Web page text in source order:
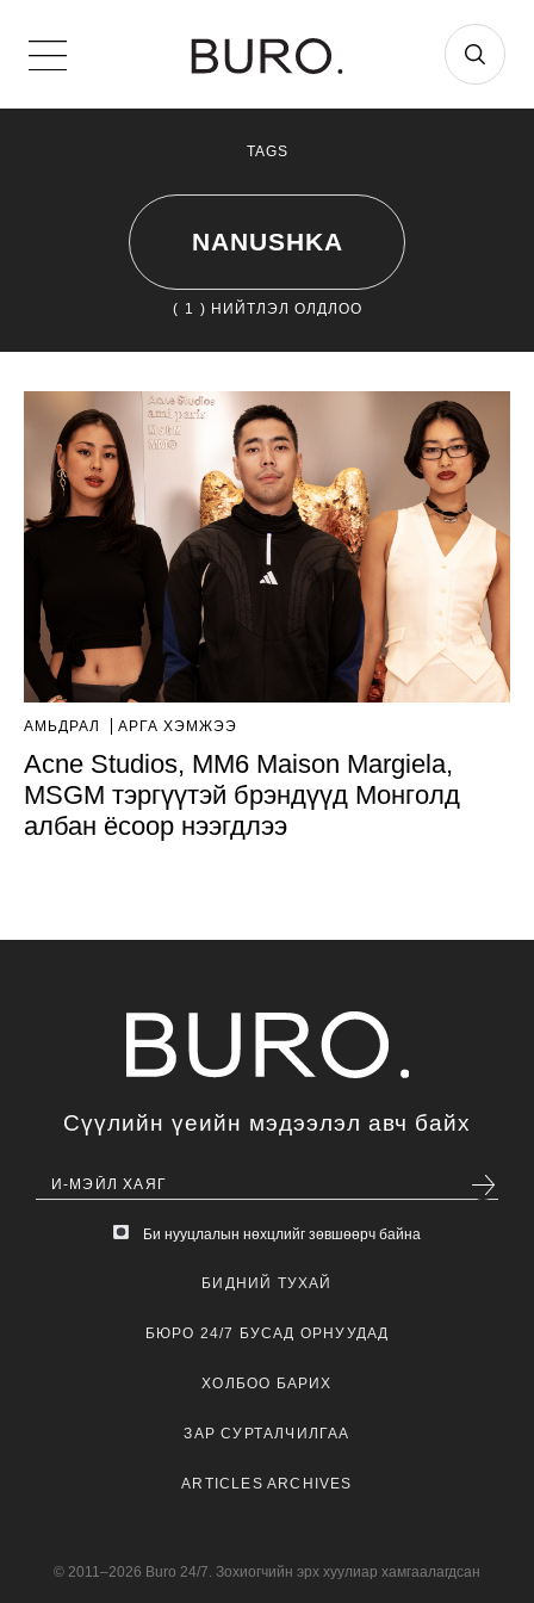
TAGS
NANUSHKA
( 1 ) НИЙТЛЭЛ ОЛДЛОО
АМЬДРАЛ АРГА ХЭМЖЭЭ
Acne Studios, MM6 Maison Margiela,
MSGM тэргүүтэй брэндүүд Монголд
албан ёсоор нээгдлээ
Сүүлийн үеийн мэдээлэл авч байх
Би нууцлалын нөхцлийг зөвшөөрч байна
БИДНИЙ ТУХАЙ
БЮРО 24/7 БУСАД ОРНУУДАД
ХОЛБОО БАРИХ
ЗАР СУРТАЛЧИЛГАА
ARTICLES ARCHIVES
© 2011–2026 Buro 24/7. Зохиогчийн эрх хуулиар хамгаалагдсан